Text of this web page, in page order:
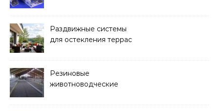
Раздвижные системы
для остекления террас
Резиновые
животноводческие